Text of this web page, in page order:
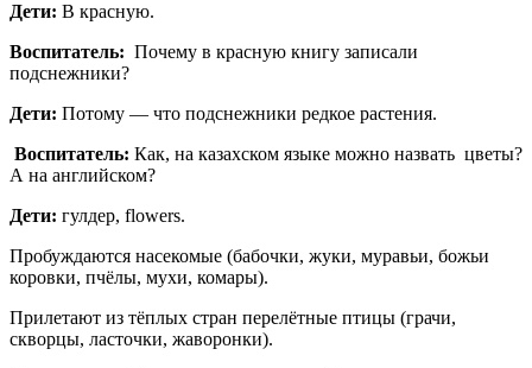
Дети: В красную.
Воспитатель: Почему в красную книгу записали
подснежники?
Дети: Потому — что подснежники редкое растения.
Воспитатель: Как, на казахском языке можно назвать цветы?
А на английском?
Дети: гулдер, flowers.
Пробуждаются насекомые (бабочки, жуки, муравьи, божьи
коровки, пчёлы, мухи, комары).
Прилетают из тёплых стран перелётные птицы (грачи,
скворцы, ласточки, жаворонки).